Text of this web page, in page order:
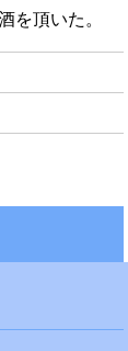
を頂いた。